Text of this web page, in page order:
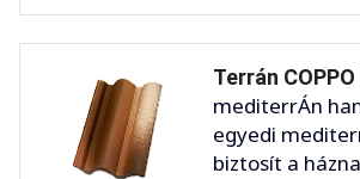
Terrán
mediterrÁn
egyedi
biztosít a